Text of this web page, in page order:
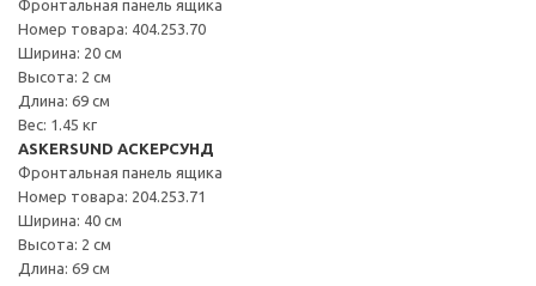
Фронтальная панель ящика
Номер товара: 404.253.70
Ширина: 20 см
Высота: 2 см
Длина: 69 см
Вес: 1.45 кг
ASKERSUND АСКЕРСУНД
Фронтальная панель ящика
Номер товара: 204.253.71
Ширина: 40 см
Высота: 2 см
Длина: 69 см